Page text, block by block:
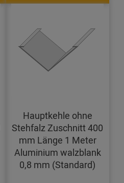
Hauptkehle ohne
Stehfalz Zuschnitt 400
mm Länge 1 Meter
Aluminium walzblank
0,8 mm (Standard)